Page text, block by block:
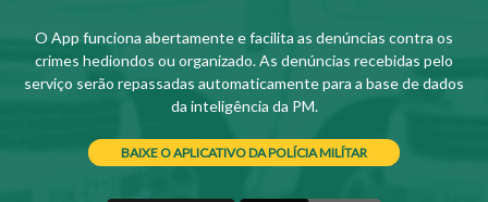
O App funciona abertamente e facilita as denúncias contra os
crimes hediondos ou organizado. As denúncias recebidas pelo
serviço serão repassadas automaticamente para a base de dados
da inteligência da PM.
BAIXE O APLICATIVO DA POLÍCIA MILÍTAR